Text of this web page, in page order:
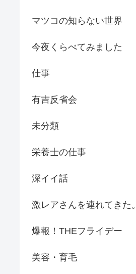
マツコの知らない世界
今夜くらべてみました
仕事
有吉反省会
未分類
栄養士の仕事
深イイ話
激レアさんを連れてきた。
爆報！THEフライデー
美容・育毛